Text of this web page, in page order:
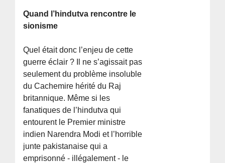
Quand l’hindutva rencontre le
sionisme
Quel était donc l’enjeu de cette
guerre éclair ? Il ne s’agissait pas
seulement du problème insoluble
du Cachemire hérité du Raj
britannique. Même si les
fanatiques de l’hindutva qui
entourent le Premier ministre
indien Narendra Modi et l’horrible
junte pakistanaise qui a
emprisonné - illégalement - le